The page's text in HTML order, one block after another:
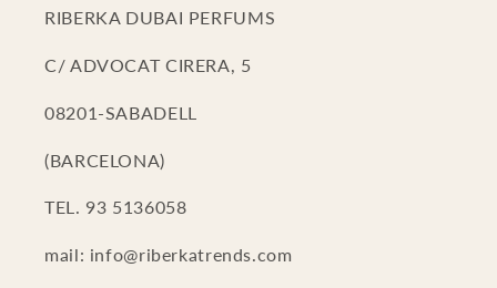
RIBERKA DUBAI PERFUMS
C/ ADVOCAT CIRERA, 5
08201-SABADELL
(BARCELONA)
TEL. 93 5136058
mail: info@riberkatrends.com